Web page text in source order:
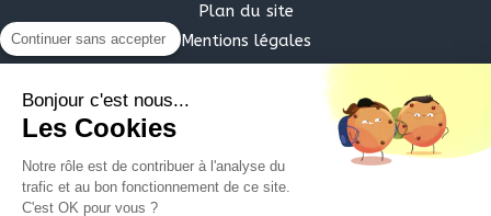
Plan du site
Mentions légales
Lundi et de
Le
Mercredi 14hà17h30
LeVendredide 14hà19h
LeSamedide 9h
Continuer sans accepter
Bonjour c'est nous...
Les Cookies
Notre rôle est de contribuer à l'analyse du
trafic et au bon fonctionnement de ce site.
C'est OK pour vous ?